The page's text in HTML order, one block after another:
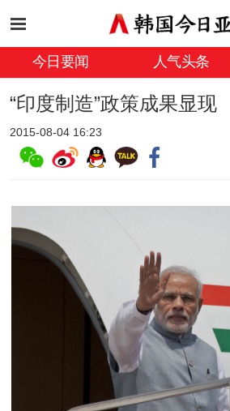
今日要闻 人气头条
“印度制造”政策成果显现
2015-08-04 16:23